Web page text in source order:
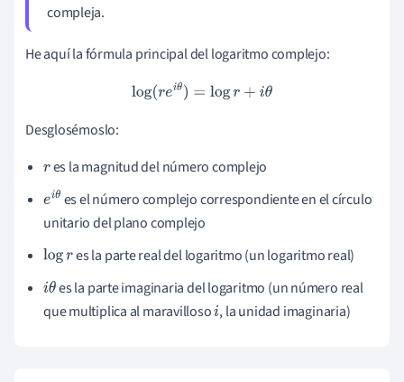
compleja.
He aquí la fórmula principal del logaritmo complejo:
log(re θ)= logr+ θ
Desglosémoslo:
res la magnitud del número complejo
eiθes el número complejo correspondiente en el círculo
unitario del plano complejo
logr es la parte real del logaritmo (un logaritmo real)
iθ es la parte imaginaria del logaritmo (un número real
que multiplica al maravillosoi, la unidad imaginaria)